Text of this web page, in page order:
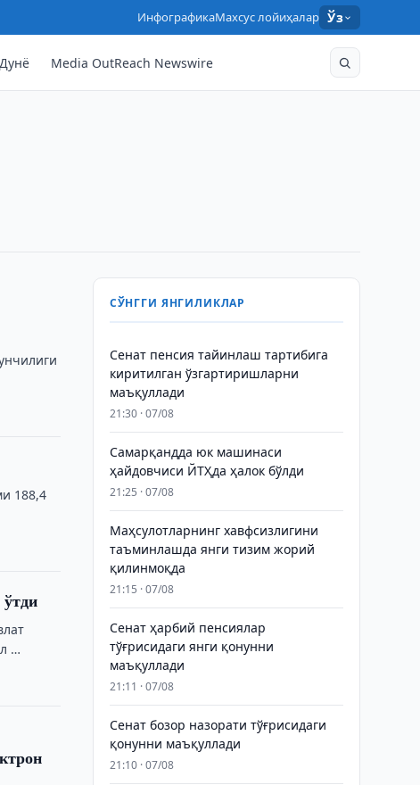
ИнфографикаМахсус лойиҳалар Ўз
Дунё Media OutReach Newswire
188,4
…
СЎНГГИ ЯНГИЛИКЛАР
Сенат пенсия тайинлаш тартибига
киритилган ўзгартиришларни
маъқуллади
21:30 · 07/08
Самарқандда юк машинаси
ҳайдовчиси ЙТҲда ҳалок бўлди
21:25 · 07/08
Маҳсулотларнинг хавфсизлигини
таъминлашда янги тизим жорий
қилинмоқда
21:15 · 07/08
Сенат ҳарбий пенсиялар
тўғрисидаги янги қонунни
маъқуллади
21:11 · 07/08
Сенат бозор назорати тўғрисидаги
қонунни маъқуллади
21:10 · 07/08